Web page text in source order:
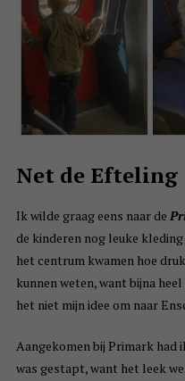
Net de Efteling
Ik wilde graag eens naar de
de kinderen nog leuke
het centrum kwamen hoe
kunnen weten, want bijna
het niet mijn idee om naar
Aangekomen bij Primark had
was gestapt, want het leek